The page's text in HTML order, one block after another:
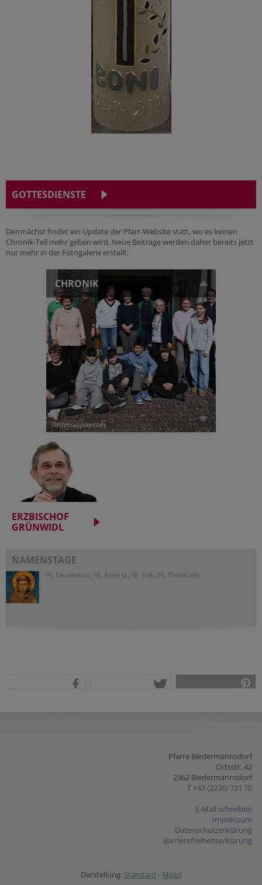
GOTTESDIENSTE
Demnächst findet ein Update der Pfarr-Website statt, wo es keinen
Chronik-Teil mehr geben wird. Neue Beiträge werden daher bereits jetzt
nur mehr in der Fotogalerie erstellt.
CHRONIK
Fastensuppenessen
ERZBISCHOF
GRÜNWIDL
NAMENSTAGE
Hl. Laurentius, Hl. Asteria, Hl. Erik, Hl. Plektrudis
Pfarre Biedermannsdorf
Ortsstr. 42
2362 Biedermannsdorf
T +43 (2236) 721 70
E-Mail schreiben
Impressum
Datenschutzerklärung
Barrierefreiheitserklärung
Darstellung: Standard - Mobil